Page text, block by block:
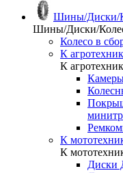
Шины/Диски/
Шины/Диски/
Колесо в
К
К
К
К
Диски